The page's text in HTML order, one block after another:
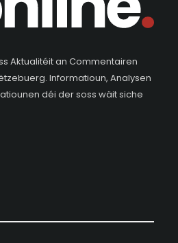
Aktualitéit an Commentairen
Informatioun, Analysen
déi der soss wäit siche